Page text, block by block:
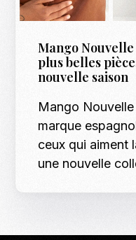
Mango
plus belles
nouvelle saison
Mango
marque
ceux qui aiment
une nouvelle